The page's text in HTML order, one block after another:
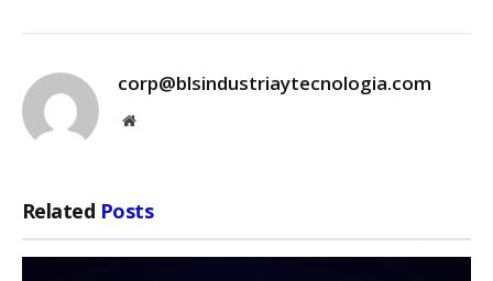
corp@blsindustriaytecnologia.com
Website
Related Posts